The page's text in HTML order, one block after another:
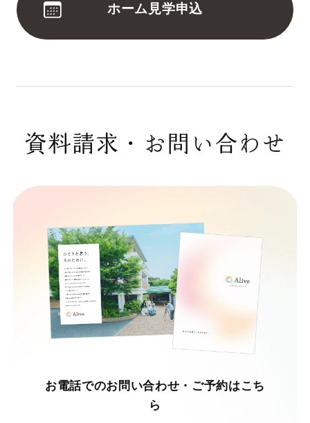
ホーム見学申込
資料請求・お問い合わせ
お電話でのお問い合わせ・ご予約はこち
ら